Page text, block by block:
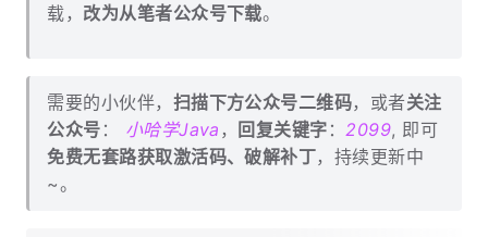
载， 改为从笔者公众号下载。
需要的小伙伴， 扫描下方公众号二维码，或者关注
公众号 ： 小哈学Java ， 回复关键字 ： 2099, 即可
免费无套路获取激活码、破解补丁，持续更新中
~。